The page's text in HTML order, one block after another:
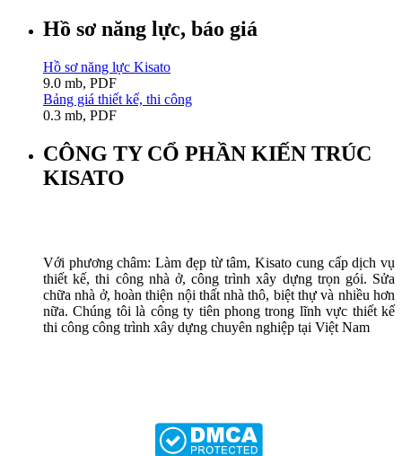
Hồ sơ năng lực, báo giá
Hồ sơ năng lực Kisato
9.0 mb, PDF
Bảng giá thiết kế, thi công
0.3 mb, PDF
CÔNG TY CỔ PHẦN KIẾN TRÚC
KISATO
Với phương châm: Làm đẹp từ tâm, Kisato cung cấp dịch vụ
thiết kế, thi công nhà ở, công trình xây dựng trọn gói. Sửa
chữa nhà ở, hoàn thiện nội thất nhà thô, biệt thự và nhiều hơn
nữa. Chúng tôi là công ty tiên phong trong lĩnh vực thiết kế
thi công công trình xây dựng chuyên nghiệp tại Việt Nam